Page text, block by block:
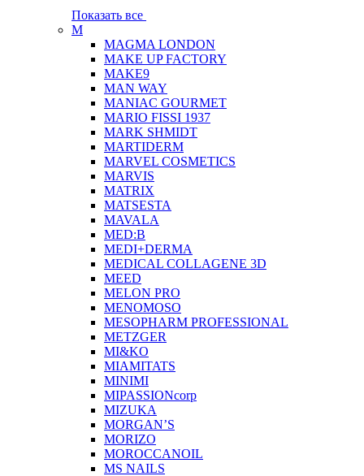
Показать все
M
MAGMA LONDON
MAKE UP FACTORY
MAKE9
MAN WAY
MANIAC GOURMET
MARIO FISSI 1937
MARK SHMIDT
MARTIDERM
MARVEL COSMETICS
MARVIS
MATRIX
MATSESTA
MAVALA
MED:B
MEDI+DERMA
MEDICAL COLLAGENE 3D
MEED
MELON PRO
MENOMOSO
MESOPHARM PROFESSIONAL
METZGER
MI&KO
MIAMITATS
MINIMI
MIPASSIONcorp
MIZUKA
MORGAN’S
MORIZO
MOROCCANOIL
MS NAILS